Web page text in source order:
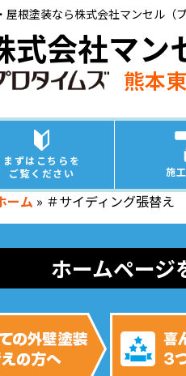
屋根塗装なら株式会社マンセル（
式会社マン
熊本
まずはこちらを
ご覧ください
施
ーム » ＃サイディング張替え
ホームページ